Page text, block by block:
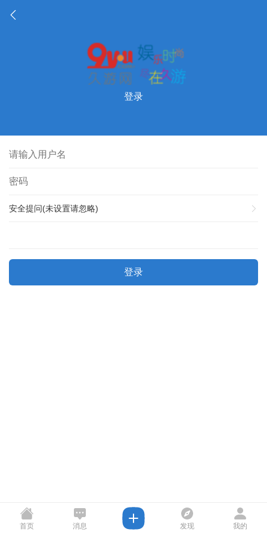
登录
安全提问(未设置请忽略)
登录
首页 消息 发现 我的